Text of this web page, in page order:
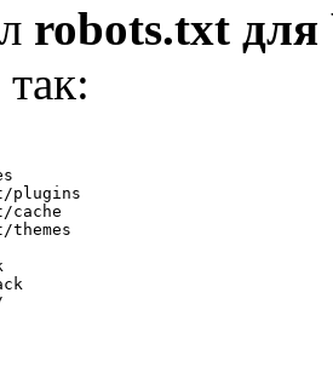
robots.txt для
plugins
cache